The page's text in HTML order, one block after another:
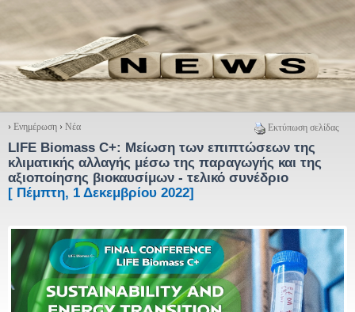
Εκτύπωση σελίδας
› Ενημέρωση › Νέα
LIFE Biomass C+: Μείωση των επιπτώσεων της
κλιματικής αλλαγής μέσω της παραγωγής και της
αξιοποίησης βιοκαυσίμων - τελικό συνέδριο
[ Πέμπτη, 1 Δεκεμβρίου 2022]